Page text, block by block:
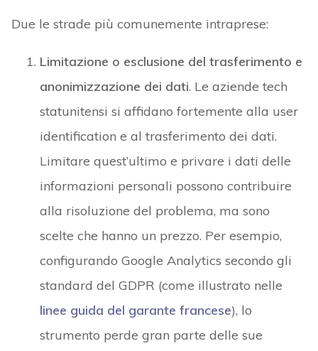
Due le strade più comunemente intraprese:
Limitazione o esclusione del trasferimento e
anonimizzazione dei dati. Le aziende tech
statunitensi si affidano fortemente alla user
identification e al trasferimento dei dati.
Limitare quest’ultimo e privare i dati delle
informazioni personali possono contribuire
alla risoluzione del problema, ma sono
scelte che hanno un prezzo. Per esempio,
configurando Google Analytics secondo gli
standard del GDPR (come illustrato nelle
linee guida del garante francese), lo
strumento perde gran parte delle sue